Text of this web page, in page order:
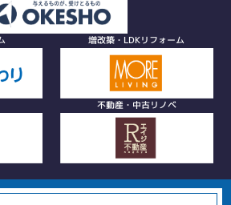
増改築・LDKリフォーム
不動産・中古リノベ